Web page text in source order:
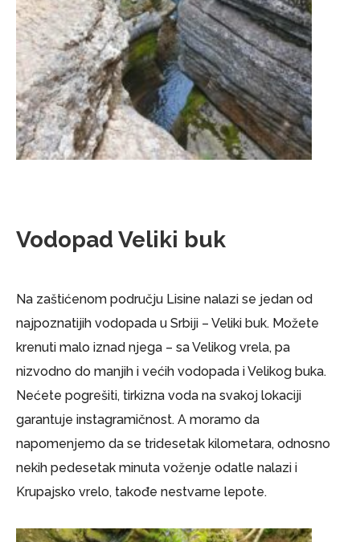
Vodopad Veliki buk
Na zaštićenom području Lisine nalazi se jedan od
najpoznatijih vodopada u Srbiji – Veliki buk. Možete
krenuti malo iznad njega – sa Velikog vrela, pa
nizvodno do manjih i većih vodopada i Velikog buka.
Nećete pogrešiti, tirkizna voda na svakoj lokaciji
garantuje instagramičnost. A moramo da
napomenjemo da se tridesetak kilometara, odnosno
nekih pedesetak minuta voženje odatle nalazi i
Krupajsko vrelo, takođe nestvarne lepote.